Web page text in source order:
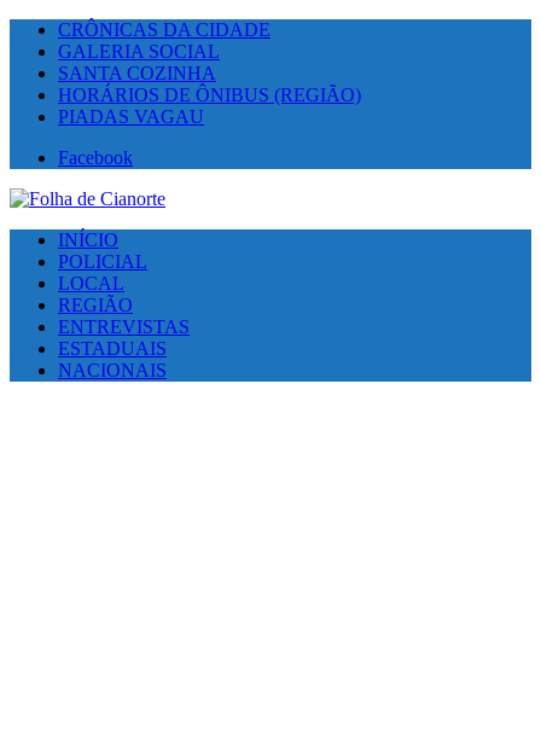
CRÔNICAS DA CIDADE
GALERIA SOCIAL
SANTA COZINHA
HORÁRIOS DE ÔNIBUS (REGIÃO)
PIADAS VAGAU
Facebook
INÍCIO
POLICIAL
LOCAL
REGIÃO
ENTREVISTAS
ESTADUAIS
NACIONAIS